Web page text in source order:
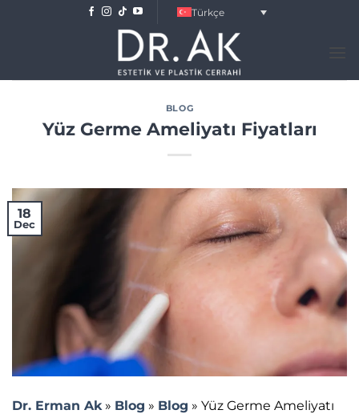
Türkçe
BLOG
Yüz Germe Ameliyatı Fiyatları
18
Dec
Dr. Erman Ak » Blog » Blog » Yüz Germe Ameliyatı